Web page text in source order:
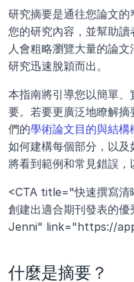
研究摘要是通往您論文
您的研究內容，並幫助
人會粗略瀏覽大量的論
研究迅速脫穎而出。
本指南將引導您以簡單
要。若要更廣泛地瞭解
們的學術論文目的與結構
如何建構每個部分，以
將看到範例和常見錯誤，
<CTA title="快速撰寫
創建出適合期刊發表的
Jenni" link="https://
什麼是摘要？